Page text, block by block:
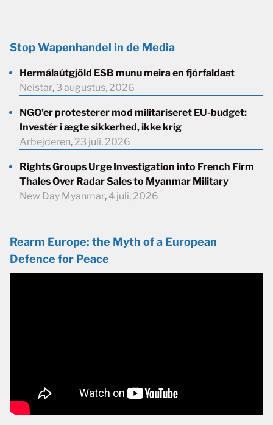
Stop Wapenhandel in de Media
Hermálaútgjöld ESB munu meira en fjórfaldast
Neistar, 3 augustus, 2026
NGO’er protesterer mod militariseret EU-budget:
Investér i ægte sikkerhed, ikke krig
Arbejderen, 23 juli, 2026
Rights Groups Urge Investigation into French Firm
Thales Over Radar Sales to Myanmar Military
New Day Myanmar, 4 juli, 2026
Rearm Europe: the Myth of a European
Defence for Peace